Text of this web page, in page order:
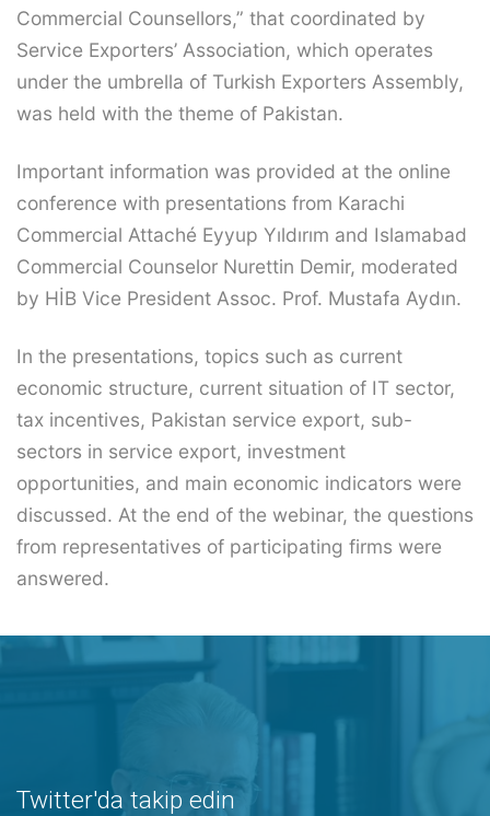
Commercial Counsellors,” that coordinated by
Service Exporters’ Association, which operates
under the umbrella of Turkish Exporters Assembly,
was held with the theme of Pakistan.
Important information was provided at the online
conference with presentations from Karachi
Commercial Attaché Eyyup Yıldırım and Islamabad
Commercial Counselor Nurettin Demir, moderated
by HİB Vice President Assoc. Prof. Mustafa Aydın.
In the presentations, topics such as current
economic structure, current situation of IT sector,
tax incentives, Pakistan service export, sub-
sectors in service export, investment
opportunities, and main economic indicators were
discussed. At the end of the webinar, the questions
from representatives of participating firms were
answered.
Twitter'da takip edin